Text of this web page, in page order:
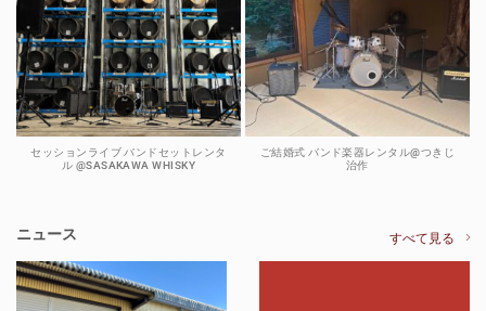
セッションライブ バンドセットレンタ
ル @SASAKAWA WHISKY
ご結婚式 バンド楽器レンタル@つきじ
治作
ニュース すべて見る